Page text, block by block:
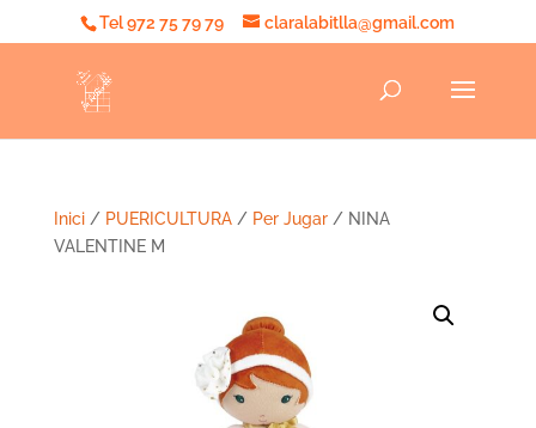
Tel 972 75 79 79 claralabitlla@gmail.com
Inici/ PUERICULTURA/ Per Jugar/ NINA
VALENTINE M